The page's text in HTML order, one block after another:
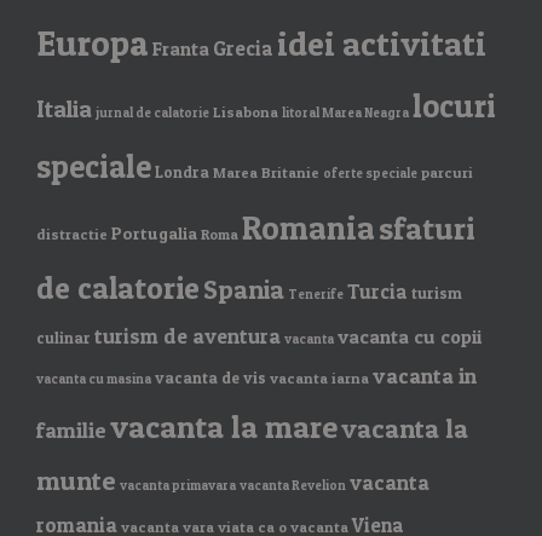
Europa Franta Grecia idei activitati
Italia jurnal de calatorie Lisabona litoral Marea Neagra locuri
specialeLondra Marea Britanie oferte speciale parcuri
distractie Portugalia Roma Romaniasfaturi
de calatorieSpania Tenerife Turcia turism
culinar turism de aventura vacanta vacanta cu copii
vacanta cu masina vacanta de vis vacanta iarna vacanta in
familievacanta la marevacanta la
munte vacanta primavara vacanta Revelion vacanta
romania vacanta vara viata ca o vacanta Viena